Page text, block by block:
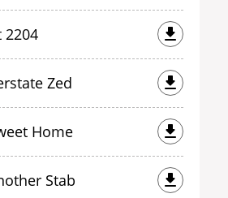
2204
Zed
Home
Stab